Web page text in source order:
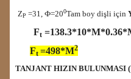
ZP =31, Ф=200Tam boy dişli için
Ft
Ft =498*M2
TANJANT HIZIN BULUNMASI